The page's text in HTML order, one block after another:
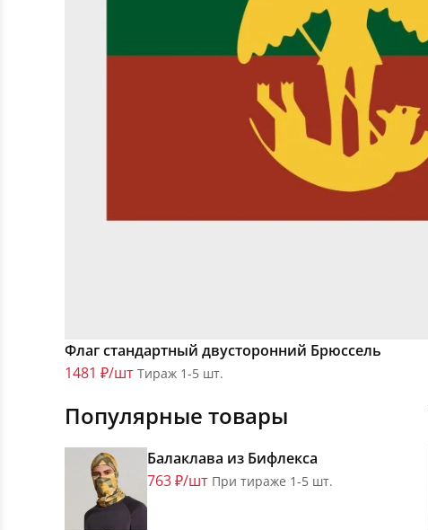
Флаг стандартный двусторонний Брюссель
1481 ₽/шт Тираж 1-5 шт.
Популярные товары
Балаклава из Бифлекса
763 ₽/шт При тираже 1-5 шт.